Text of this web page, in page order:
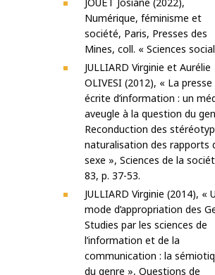
Numérique, féminisme et
société, Paris, Presses des
Mines, coll. « Sciences
JULLIARD Virginie et Aurélie
OLIVESI (2012), « La presse
écrite d’information : un
aveugle à la question du
Reconduction des
naturalisation des rapports
sexe », Sciences de la
83, p. 37-53.
JULLIARD Virginie (2014), «
mode d’appropriation des
Studies par les sciences de
l’information et de la
communication : la
du genre », Questions de